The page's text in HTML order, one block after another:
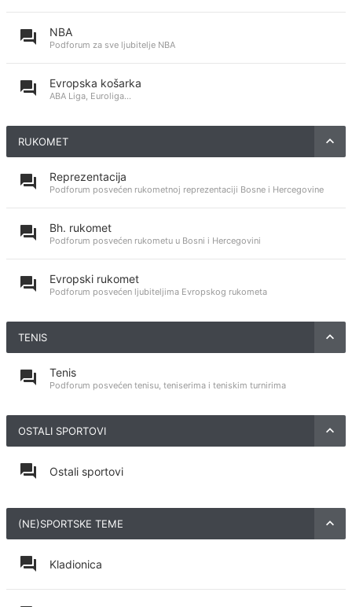
NBA
Podforum za sve ljubitelje NBA
Evropska košarka
ABA Liga, Euroliga...
RUKOMET
Reprezentacija
Podforum posvećen rukometnoj reprezentaciji Bosne i Hercegovine
Bh. rukomet
Podforum posvećen rukometu u Bosni i Hercegovini
Evropski rukomet
Podforum posvećen ljubiteljima Evropskog rukometa
TENIS
Tenis
Podforum posvećen tenisu, teniserima i teniskim turnirima
OSTALI SPORTOVI
Ostali sportovi
(NE)SPORTSKE TEME
Kladionica